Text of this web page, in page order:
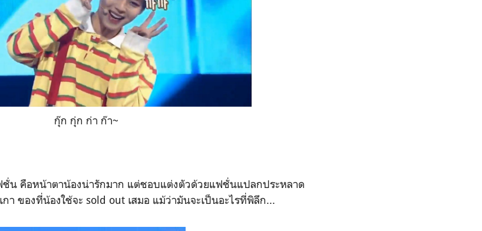
กุ๊ก กุ่ก ก่า ก๊า~
ชั่น คือหน้าตาน้องน่ารักมาก แต่ชอบแต่งตัวด้วยแฟชั่นแปลกประหลาด
า ของที่น้องใช้จะ sold out เสมอ แม้ว่ามันจะเป็นอะไรที่พิลึก...